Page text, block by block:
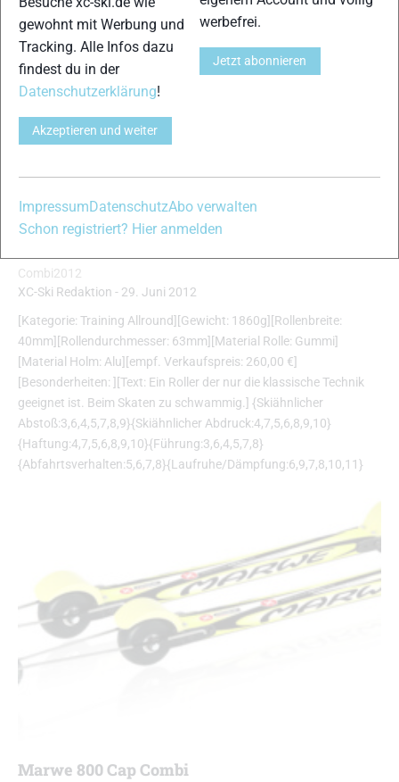
Combi2012
XC-Ski Redaktion - 29. Juni 2012
[Kategorie: Training Allround][Gewicht: 1860g][Rollenbreite:
40mm][Rollendurchmesser: 63mm][Material Rolle: Gummi]
[Material Holm: Alu][empf. Verkaufspreis: 260,00 €]
[Besonderheiten: ][Text: Ein Roller der nur die klassische Technik
geeignet ist. Beim Skaten zu schwammig.] {Skiähnlicher
Abstoß:3,6,4,5,7,8,9}{Skiähnlicher Abdruck:4,7,5,6,8,9,10}
{Haftung:4,7,5,6,8,9,10}{Führung:3,6,4,5,7,8}
{Abfahrtsverhalten:5,6,7,8}{Laufruhe/Dämpfung:6,9,7,8,10,11}
Marwe 800 Cap Combi
gewohnt mit Werbung und
Tracking. Alle Infos dazu
findest du in der
Datenschutzerklärung!
Akzeptieren und weiter
werbefrei.
Jetzt abonnieren
ImpressumDatenschutzAbo verwalten
Schon registriert? Hier anmelden